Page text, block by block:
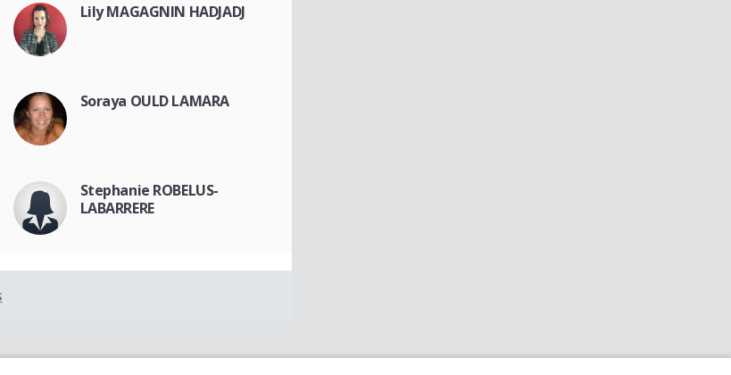
Lily MAGAGNIN HADJADJ
Soraya OULD LAMARA
Stephanie ROBELUS-
LABARRERE